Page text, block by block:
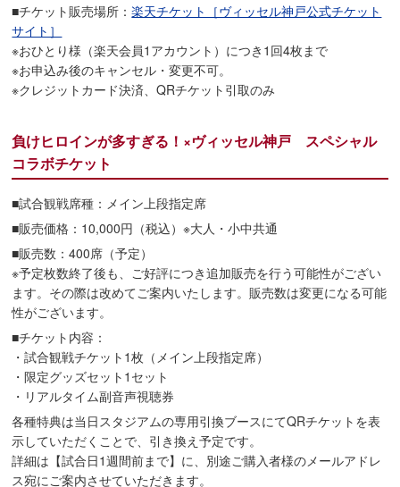
■チケット販売場所：楽天チケット［ヴィッセル神戸公式チケット
サイト］
※おひとり様（楽天会員1アカウント）につき1回4枚まで
※お申込み後のキャンセル・変更不可。
※クレジットカード決済、QRチケット引取のみ
負けヒロインが多すぎる！×ヴィッセル神戸 スペシャル
コラボチケット
■試合観戦席種：メイン上段指定席
■販売価格：10,000円（税込）※大人・小中共通
■販売数：400席（予定）
※予定枚数終了後も、ご好評につき追加販売を行う可能性がござい
ます。その際は改めてご案内いたします。販売数は変更になる可能
性がございます。
■チケット内容：
・試合観戦チケット1枚（メイン上段指定席）
・限定グッズセット1セット
・リアルタイム副音声視聴券
各種特典は当日スタジアムの専用引換ブースにてQRチケットを表
示していただくことで、引き換え予定です。
詳細は【試合日1週間前まで】に、別途ご購入者様のメールアドレ
ス宛にご案内させていただきます。